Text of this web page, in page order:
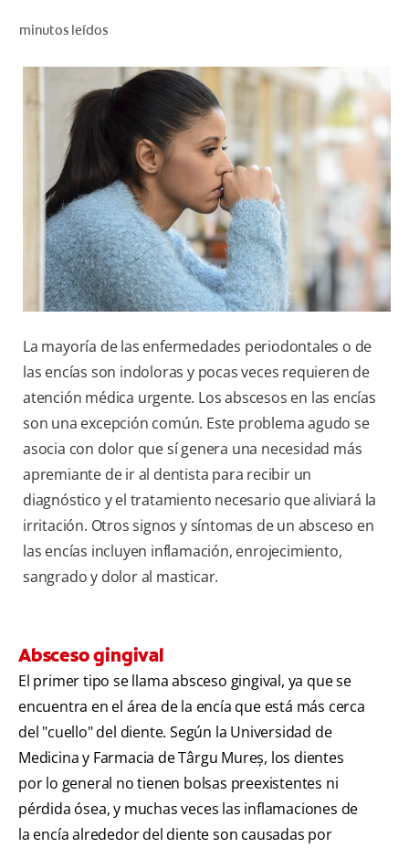
PROMOCIONES
SUSCRÍBASE
minutos leídos
La mayoría de las enfermedades periodontales o de
las encías son indoloras y pocas veces requieren de
atención médica urgente. Los abscesos en las encías
son una excepción común. Este problema agudo se
asocia con dolor que sí genera una necesidad más
apremiante de ir al dentista para recibir un
diagnóstico y el tratamiento necesario que aliviará la
irritación. Otros signos y síntomas de un absceso en
las encías incluyen inflamación, enrojecimiento,
sangrado y dolor al masticar.
Absceso gingival
El primer tipo se llama absceso gingival, ya que se
encuentra en el área de la encía que está más cerca
del "cuello" del diente. Según la Universidad de
Medicina y Farmacia de Târgu Mureș, los dientes
por lo general no tienen bolsas preexistentes ni
pérdida ósea, y muchas veces las inflamaciones de
la encía alrededor del diente son causadas por